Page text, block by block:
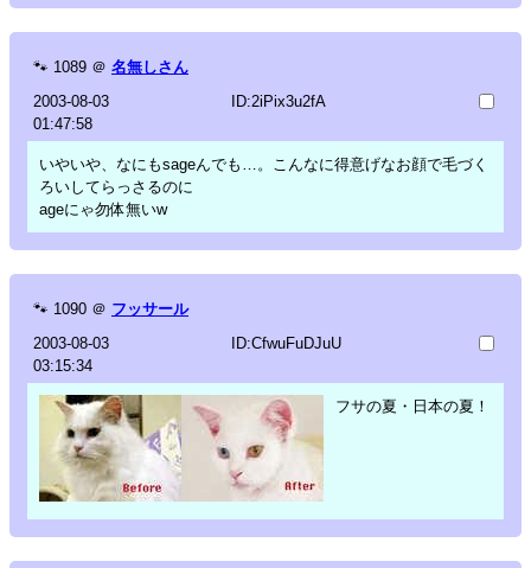
🐾 1089 ＠ 名無しさん
2003-08-03
01:47:58
ID:2iPix3u2fA
いやいや、なにもsageんでも…。こんなに得意げなお顔で毛づく
ろいしてらっさるのに
ageにゃ勿体無いw
🐾 1090 ＠ フッサール
2003-08-03
03:15:34
ID:CfwuFuDJuU
フサの夏・日本の夏！